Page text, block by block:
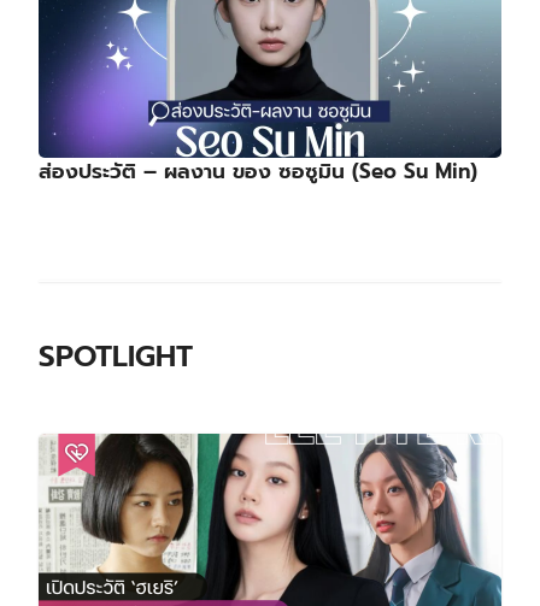
ส่องประวัติ – ผลงาน ของ ซอซูมิน (Seo Su Min)
SPOTLIGHT